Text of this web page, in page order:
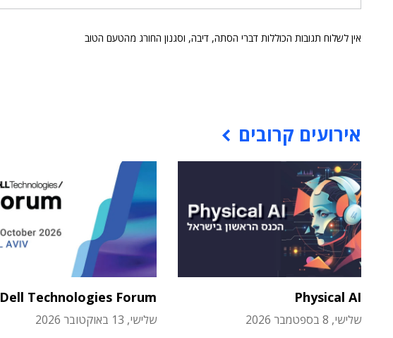
אין לשלוח תגובות הכוללות דברי הסתה, דיבה, וסגנון החורג מהטעם הטוב
אירועים קרובים
Physical AI
שלישי, 8 בספטמבר 2026
Dell Technologies Forum
שלישי, 13 באוקטובר 2026